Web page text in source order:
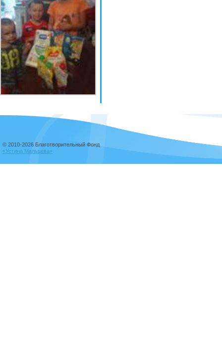
© 2010-2026 Благотворительный Фонд
«Устина Мальцева»